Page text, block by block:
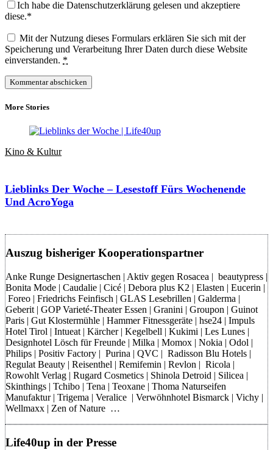
Ich habe die Datenschutzerklärung gelesen und akzeptiere
diese.*
Mit der Nutzung dieses Formulars erklären Sie sich mit der
Speicherung und Verarbeitung Ihrer Daten durch diese Website
einverstanden. *
More Stories
Kino & Kultur
Lieblinks Der Woche – Lesestoff Fürs Wochenende
Und AcroYoga
Auszug bisheriger Kooperationspartner
Anke Runge Designertaschen | Aktiv gegen Rosacea | beautypress |
Bonita Mode | Caudalie | Cicé | Debora plus K2 | Elasten | Eucerin |
Foreo | Friedrichs Feinfisch | GLAS Lesebrillen | Galderma |
Geberit | GOP Varieté-Theater Essen | Granini | Groupon | Guinot
Paris | Gut Klostermühle | Hammer Fitnessgeräte | hse24 | Impuls
Hotel Tirol | Intueat | Kärcher | Kegelbell | Kukimi | Les Lunes |
Designhotel Lösch für Freunde | Milka | Momox | Nokia | Odol |
Philips | Positiv Factory | Purina | QVC | Radisson Blu Hotels |
Regulat Beauty | Reisenthel | Remifemin | Revlon | Ricola |
Rowohlt Verlag | Rugard Cosmetics | Shinola Detroid | Silicea |
Skinthings | Tchibo | Tena | Teoxane | Thoma Naturseifen
Manufaktur | Trigema | Veralice | Verwöhnhotel Bismarck | Vichy |
Wellmaxx | Zen of Nature …
Life40up in der Presse